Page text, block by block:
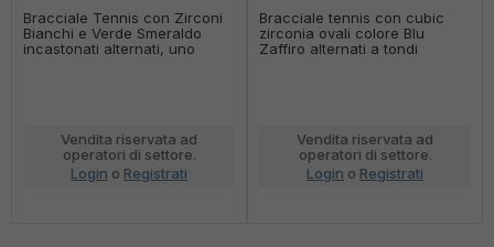
Bracciale Tennis con Zirconi
Bianchi e Verde Smeraldo
incastonati alternati, uno
Vendita riservata ad
operatori di settore.
Login o Registrati
Bracciale tennis con cubic
zirconia ovali colore Blu
Zaffiro alternati a tondi
Vendita riservata ad
operatori di settore.
Login o Registrati